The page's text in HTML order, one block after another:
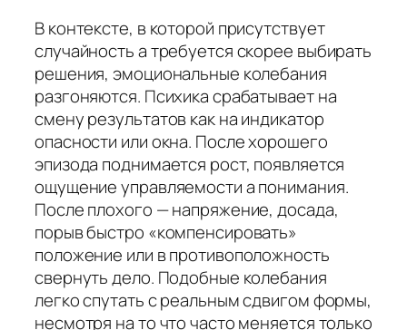
В контексте, в которой присутствует
случайность а требуется скорее выбирать
решения, эмоциональные колебания
разгоняются. Психика срабатывает на
смену результатов как на индикатор
опасности или окна. После хорошего
эпизода поднимается рост, появляется
ощущение управляемости а понимания.
После плохого — напряжение, досада,
порыв быстро «компенсировать»
положение или в противоположность
свернуть дело. Подобные колебания
легко спутать с реальным сдвигом формы,
несмотря на то что часто меняется только